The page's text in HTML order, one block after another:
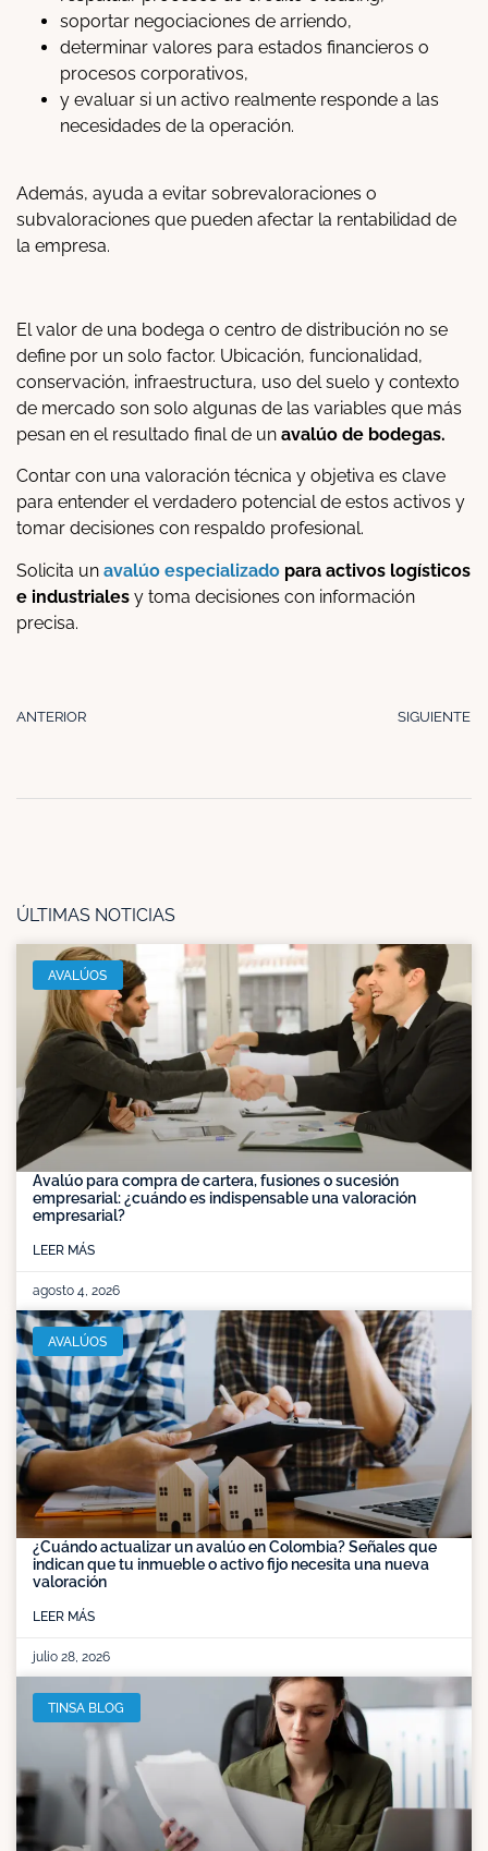
soportar negociaciones de arriendo,
determinar valores para estados financieros o
procesos corporativos,
y evaluar si un activo realmente responde a las
necesidades de la operación.
Además, ayuda a evitar sobrevaloraciones o
subvaloraciones que pueden afectar la rentabilidad de
la empresa.
El valor de una bodega o centro de distribución no se
define por un solo factor. Ubicación, funcionalidad,
conservación, infraestructura, uso del suelo y contexto
de mercado son solo algunas de las variables que más
pesan en el resultado final de un avalúo de bodegas.
Contar con una valoración técnica y objetiva es clave
para entender el verdadero potencial de estos activos y
tomar decisiones con respaldo profesional.
Solicita un avalúo especializado para activos logísticos
e industriales y toma decisiones con información
precisa.
ANTERIOR SIGUIENTE
ÚLTIMAS NOTICIAS
AVALÚOS
Avalúo para compra de cartera, fusiones o sucesión
empresarial: ¿cuándo es indispensable una valoración
empresarial?
LEER MÁS
agosto 4, 2026
AVALÚOS
¿Cuándo actualizar un avalúo en Colombia? Señales que
indican que tu inmueble o activo fijo necesita una nueva
valoración
LEER MÁS
julio 28, 2026
TINSA BLOG